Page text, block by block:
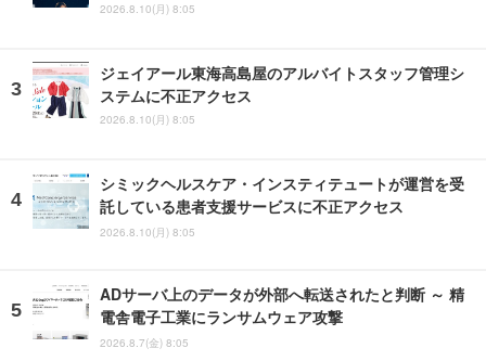
2026.8.10(月) 8:05
ジェイアール東海高島屋のアルバイトスタッフ管理シ
ステムに不正アクセス
2026.8.10(月) 8:05
シミックヘルスケア・インスティテュートが運営を受
託している患者支援サービスに不正アクセス
2026.8.10(月) 8:05
ADサーバ上のデータが外部へ転送されたと判断 ～ 精
電舎電子工業にランサムウェア攻撃
2026.8.7(金) 8:05